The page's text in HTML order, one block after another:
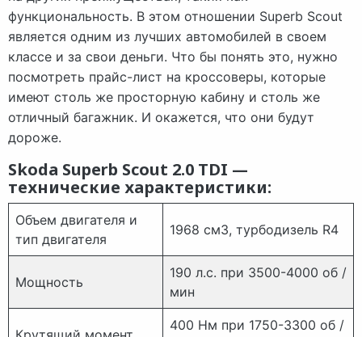
функциональность. В этом отношении Superb Scout
является одним из лучших автомобилей в своем
классе и за свои деньги. Что бы понять это, нужно
посмотреть прайс-лист на кроссоверы, которые
имеют столь же просторную кабину и столь же
отличный багажник. И окажется, что они будут
дороже.
Skoda Superb Scout 2.0 TDI —
технические характеристики:
Объем двигателя и
тип двигателя
1968 см3, турбодизель R4
Мощность
190 л.с. при 3500-4000 об /
мин
400 Нм при 1750-3300 об /